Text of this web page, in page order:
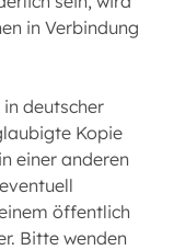
in Verbindung
deutscher
Kopie
einer anderen
öffentlich
Bitte wenden